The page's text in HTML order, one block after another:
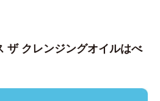
ザ クレンジングオイルはべ